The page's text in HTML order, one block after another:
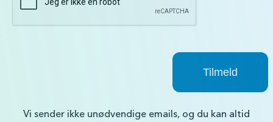
Vi sender ikke unødvendige emails, og du kan altid